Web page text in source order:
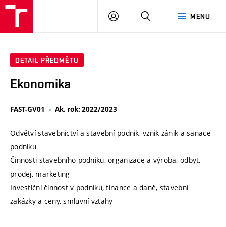
MENU
PŘIHLÁSIT
DETAIL PŘEDMĚTU
Ekonomika
FAST-GV01 Ak. rok: 2022/2023
Odvětví stavebnictví a stavební podnik, vznik zánik a sanace
podniku
Činnosti stavebního podniku, organizace a výroba, odbyt,
prodej, marketing
Investiční činnost v podniku, finance a daně, stavební
zakázky a ceny, smluvní vztahy